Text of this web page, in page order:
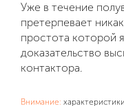
Уже в течение
претерпевает
простота которой
доказательство
контактора.
Внимание: